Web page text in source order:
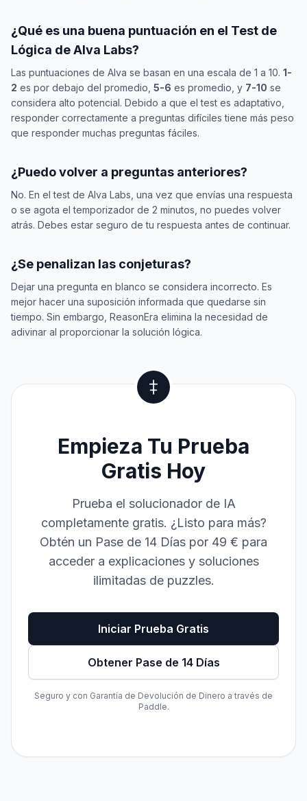
¿Qué es una buena puntuación en el Test de
Lógica de Alva Labs?
Las puntuaciones de Alva se basan en una escala de 1 a 10. 1-
2 es por debajo del promedio, 5-6 es promedio, y 7-10 se
considera alto potencial. Debido a que el test es adaptativo,
responder correctamente a preguntas difíciles tiene más peso
que responder muchas preguntas fáciles.
¿Puedo volver a preguntas anteriores?
No. En el test de Alva Labs, una vez que envías una respuesta
o se agota el temporizador de 2 minutos, no puedes volver
atrás. Debes estar seguro de tu respuesta antes de continuar.
¿Se penalizan las conjeturas?
Dejar una pregunta en blanco se considera incorrecto. Es
mejor hacer una suposición informada que quedarse sin
tiempo. Sin embargo, ReasonEra elimina la necesidad de
adivinar al proporcionar la solución lógica.
Empieza Tu Prueba
Gratis Hoy
Prueba el solucionador de IA
completamente gratis. ¿Listo para más?
Obtén un Pase de 14 Días por 49 € para
acceder a explicaciones y soluciones
ilimitadas de puzzles.
Iniciar Prueba Gratis
Obtener Pase de 14 Días
Seguro y con Garantía de Devolución de Dinero a través de
Paddle.